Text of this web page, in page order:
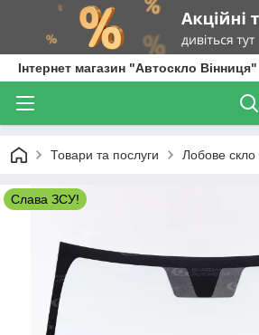
Інтернет магазин "Автоскло Вінниця"
Товари та послуги Лобове скло
Слава ЗСУ!